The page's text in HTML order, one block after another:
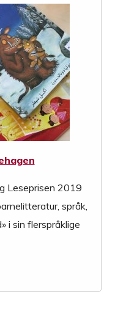
Leseprisen 2019
språk,
i sin flerspråklige